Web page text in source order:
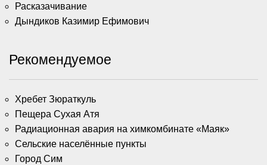
Расказачивание
Дындиков Казимир Ефимович
Рекомендуемое
Хребет Зюраткуль
Пещера Сухая Атя
Радиационная авария на химкомбинате «Маяк»
Сельские населённые пункты
Город Сим